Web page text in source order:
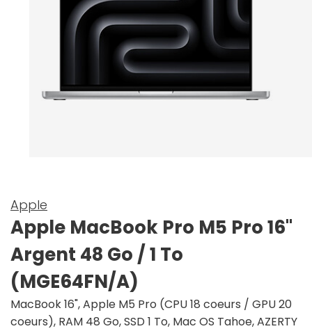
Apple
Apple MacBook Pro M5 Pro 16"
Argent 48 Go / 1 To
(MGE64FN/A)
MacBook 16", Apple M5 Pro (CPU 18 coeurs / GPU 20
coeurs), RAM 48 Go, SSD 1 To, Mac OS Tahoe, AZERTY